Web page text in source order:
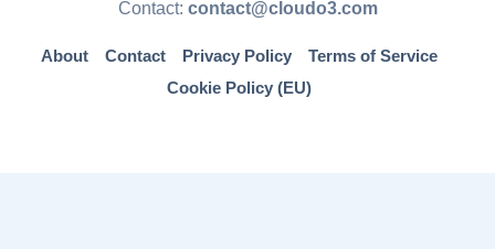
Contact: contact@cloudo3.com
About Contact Privacy Policy
Terms of Service
Cookie Policy (EU)